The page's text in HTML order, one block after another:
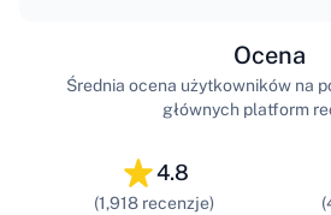
4.8
(1,918 recenzje)
Ocena
Średnia ocena użytkowników na
głównych platform